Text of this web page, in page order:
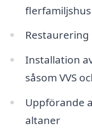
flerfamiljshus
Installation
såsom VVS
Uppförande
altaner